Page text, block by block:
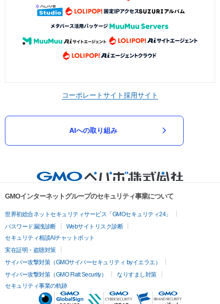
コーポレートサイト採用サイト
AIへの取り組み
GMOインターネットグループのセキュリティ事業について
世界初総合ネットセキュリティサービス「GMOセキュリティ24」
パスワード漏洩診断
Webサイトリスク診断
セキュリティ相談AIチャットボット
実在証明・盗聴対策
サイバー攻撃対策（GMOサイバーセキュリティ byイエラエ）
サイバー攻撃対策（GMO Flatt Security）
なりすまし対策
セキュリティ事業の軌跡